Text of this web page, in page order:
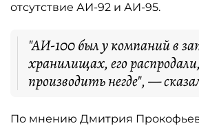
отсутствие АИ-92 и АИ-95.
"АИ-100 был у компаний в
хранилищах, его
производить негде", —
По мнению Дмитрия